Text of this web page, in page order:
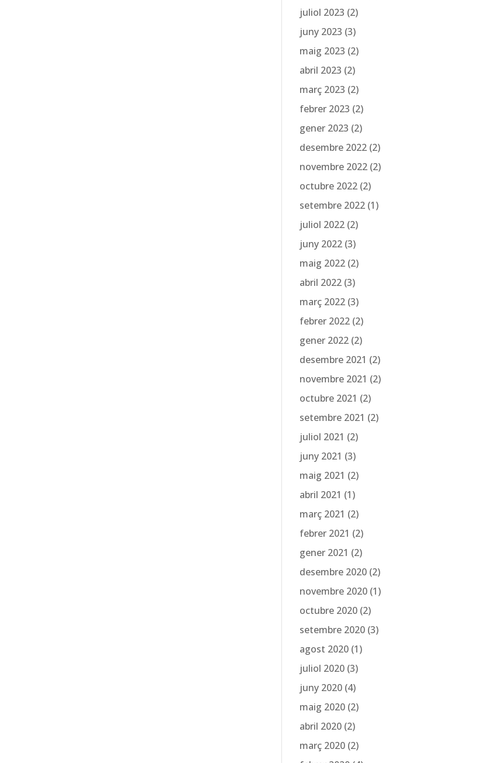
juliol 2023 (2)
juny 2023 (3)
maig 2023 (2)
abril 2023 (2)
març 2023 (2)
febrer 2023 (2)
gener 2023 (2)
desembre 2022 (2)
novembre 2022 (2)
octubre 2022 (2)
setembre 2022 (1)
juliol 2022 (2)
juny 2022 (3)
maig 2022 (2)
abril 2022 (3)
març 2022 (3)
febrer 2022 (2)
gener 2022 (2)
desembre 2021 (2)
novembre 2021 (2)
octubre 2021 (2)
setembre 2021 (2)
juliol 2021 (2)
juny 2021 (3)
maig 2021 (2)
abril 2021 (1)
març 2021 (2)
febrer 2021 (2)
gener 2021 (2)
desembre 2020 (2)
novembre 2020 (1)
octubre 2020 (2)
setembre 2020 (3)
agost 2020 (1)
juliol 2020 (3)
juny 2020 (4)
maig 2020 (2)
abril 2020 (2)
març 2020 (2)